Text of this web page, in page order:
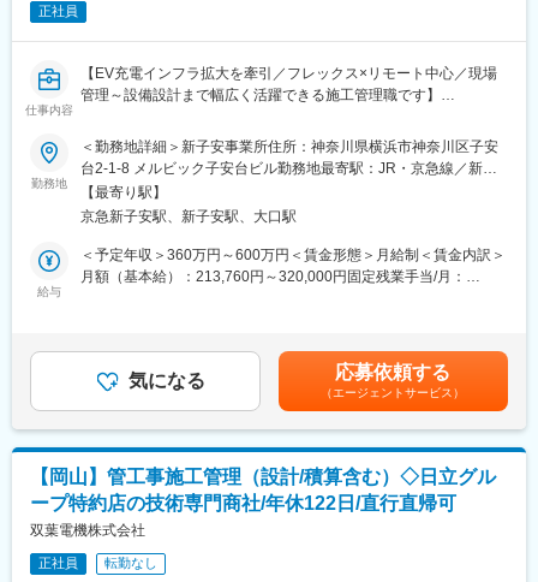
す）
（3）仕様や能力、工期に応じた全体の工事費用を洗い出します
わせていきます
（5）受注案件の工事全体の施工を管理します（増設工事が多いで
※具体的には、工程管理、品質管理、安全管理であり、外部協力業
者様の取り纏めを行います
■やりがい：
空調・換気・冷温水といった設備は、快適で安全な建物環境をつ
くるうえで欠かせない存在です。私たちの仕事は、そうした「当
職場は広々とした新しく綺麗なワンフロアで、営業と技術、その
他の部署がコミュニケーション良く働いています。置き型社食等
も導入し社内コミュニケーションを活発化するだけでなく、企業
内保育園も社会に先駆けて常備するなど、人財を大事にしている
会社です。
■当社の魅力：
中四国でも有数の日立製作所および日立グループの専門商社とし
て、電気機器・重電機・空調機・情報・映像・通信・工機製品の
販売・保守サービスを展開する当社。幅広い分野で力を発揮して
正社員
仕事内容
【EV充電インフラ拡大を牽引／フレックス×リモート中心／現場
管理～設備設計まで幅広く活躍できる施工管理職です】
当社はEV（電気自動車）充電インフラの設置や関連アプリ開発を
行っており、シェア拡大に伴う施工管理職を募集しています。主
に、EV充電器の設置工事に関する現場マネジメント、電気設備設
計、協力会社との折衝、工事進捗・安全・品質管理全般をお任せ
します。現場は企業・事業所、物流施設、集合住宅駐車場など多
様な環境です。現場リーダーとして幅広い裁量をもって業務を進
めていただきます。
・協力会社や電気工事業者の選定・手配、必要部材の発注
・工事工程表作成、当日進捗管理、現場での安全・品質の確認
・図面修正や報告書等の書類作成
■扱うサービス
普通・急速充電器の設置、アプリ連動型EV充電サービス
■組織構成
勤務地
＜勤務地詳細＞新子安事業所住所：神奈川県横浜市神奈川区子安
台2-1-8 メルビック子安台ビル勤務地最寄駅：JR・京急線／新子
安駅受動喫煙対策：屋内全面禁煙変更の範囲：会社の定める事業
所（リモートワーク含む）
【最寄り駅】
京急新子安駅、新子安駅、大口駅
給与
＜予定年収＞360万円～600万円＜賃金形態＞月給制＜賃金内訳＞
月額（基本給）：213,760円～320,000円固定残業手当/月：
月給には45時間分の固定残業代を含み、超過分は別途全額支給。
月払賞与あり（業績により変動）。賃金はあくまでも目安の金額
であり、選考を通じて上下する可能性があります。月給(月額)は固
定手当を含めた表記です。
気になる 応募依頼する
（エージェントサービス）
【岡山】管工事施工管理（設計/積算含む）◇日立グル
ープ特約店の技術専門商社/年休122日/直行直帰可
双葉電機株式会社
正社員 転勤なし